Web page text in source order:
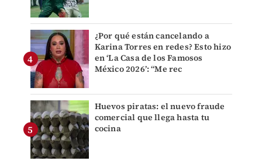
¿Por qué están cancelando a
Karina Torres en redes? Esto hizo
en ‘La Casa de los Famosos
México 2026’: “Me rec
Huevos piratas: el nuevo fraude
comercial que llega hasta tu
cocina